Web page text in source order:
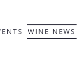
WINE NEWS